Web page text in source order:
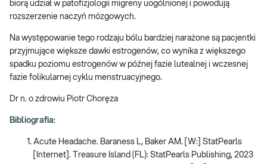
biorą udział w patofizjologii migreny uogólnionej i powodują
rozszerzenie naczyń mózgowych.
Na występowanie tego rodzaju bólu bardziej narażone są pacjentki
przyjmujące większe dawki estrogenów, co wynika z większego
spadku poziomu estrogenów w późnej fazie lutealnej i wczesnej
fazie folikularnej cyklu menstruacyjnego.
Dr n. o zdrowiu Piotr Choręza
Bibliografia:
Acute Headache. Baraness L, Baker AM. [W:] StatPearls
[Internet]. Treasure Island (FL): StatPearls Publishing, 2023